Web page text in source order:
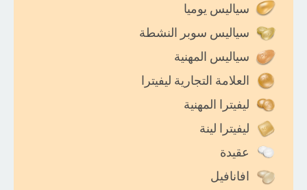
سياليس يوميا
سياليس سوبر النشطة
سياليس المهنية
العلامة التجارية ليفيترا
ليفيترا المهنية
ليفيترا لينة
عقيدة
افانافيل